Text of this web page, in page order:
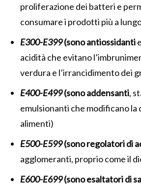
proliferazione dei batteri e
consumare i prodotti più a
E300-E399(sono antiossidanti
acidità che evitano
verdura e l’irrancidimento dei
E400-E499(sono addensanti,
emulsionanti che modificano la
alimenti)
E500-E599(sono regolatori di
agglomeranti, proprio come il
E600-E699(sono esaltatori di